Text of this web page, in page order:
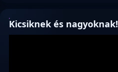
Kicsiknek és nagyoknak!